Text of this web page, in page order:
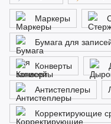
Маркеры
Бумага для
Конверты
Антистеплеры
Корректирующие